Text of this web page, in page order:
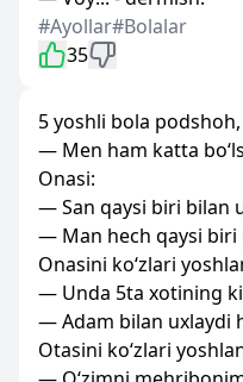
#Ayollar#Bolalar
35
5 yoshli bola
— Men ham katta
Onasi:
— San qaysi biri bilan
— Man hech qaysi biri
Onasini ko‘zlari
— Unda 5ta xotining
— Adam bilan uxlaydi
Otasini ko‘zlari